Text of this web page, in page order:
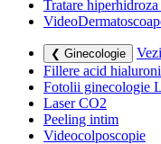
Tratare
❮ Ginecologie
Fillere acid
Fotolii ginecologie
Laser CO2
Peeling intim
Videocolposcopie